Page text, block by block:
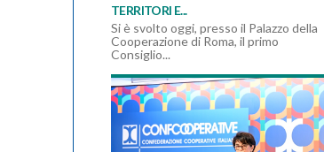
TERRITORI E...
Si è svolto oggi, presso il Palazzo della
Cooperazione di Roma, il primo
Consiglio...